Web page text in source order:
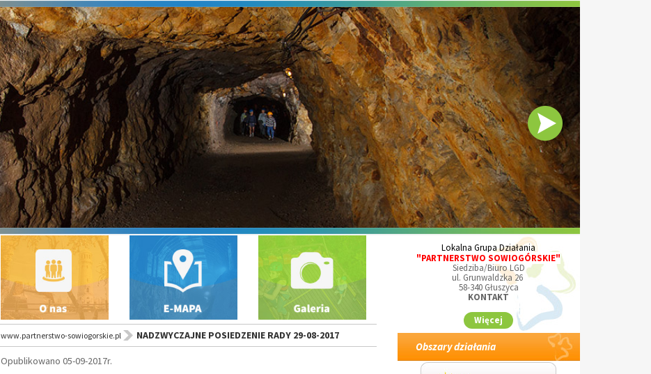
www.partnerstwo-sowiogorskie.pl NADZWYCZAJNE POSIEDZENIE RADY 29-08-2017
Opublikowano 05-09-2017r.
Lokalna Grupa Działania
"PARTNERSTWO SOWIOGÓRSKIE"
Siedziba/Biuro LGD
ul. Grunwaldzka 26
58-340 Głuszyca
KONTAKT
Więcej
Obszary działania